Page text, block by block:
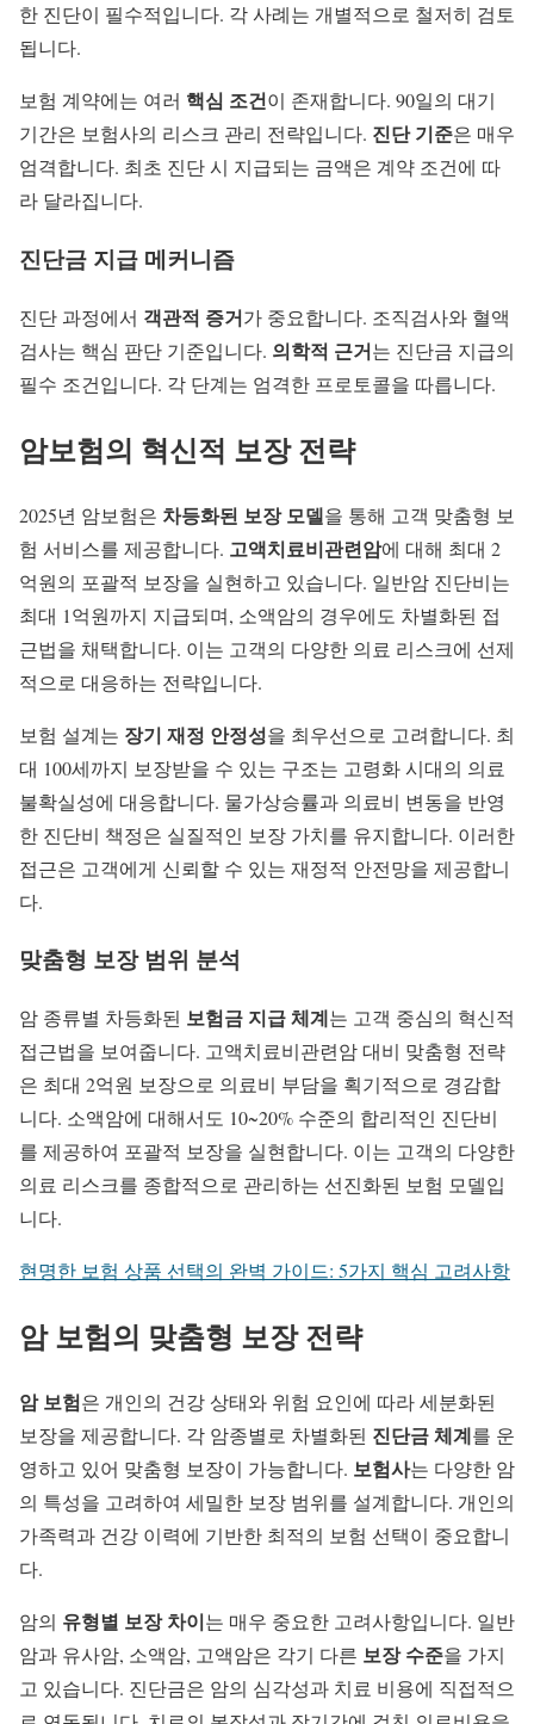
한 진단이 필수적입니다. 각 사례는 개별적으로 철저히 검토
됩니다.
보험 계약에는 여러 핵심 조건이 존재합니다. 90일의 대기
기간은 보험사의 리스크 관리 전략입니다. 진단 기준은 매우
엄격합니다. 최초 진단 시 지급되는 금액은 계약 조건에 따
라 달라집니다.
진단금 지급 메커니즘
진단 과정에서 객관적 증거가 중요합니다. 조직검사와 혈액
검사는 핵심 판단 기준입니다. 의학적 근거는 진단금 지급의
필수 조건입니다. 각 단계는 엄격한 프로토콜을 따릅니다.
암보험의 혁신적 보장 전략
2025년 암보험은 차등화된 보장 모델을 통해 고객 맞춤형 보
험 서비스를 제공합니다. 고액치료비관련암에 대해 최대 2
억원의 포괄적 보장을 실현하고 있습니다. 일반암 진단비는
최대 1억원까지 지급되며, 소액암의 경우에도 차별화된 접
근법을 채택합니다. 이는 고객의 다양한 의료 리스크에 선제
적으로 대응하는 전략입니다.
보험 설계는 장기 재정 안정성을 최우선으로 고려합니다. 최
대 100세까지 보장받을 수 있는 구조는 고령화 시대의 의료
불확실성에 대응합니다. 물가상승률과 의료비 변동을 반영
한 진단비 책정은 실질적인 보장 가치를 유지합니다. 이러한
접근은 고객에게 신뢰할 수 있는 재정적 안전망을 제공합니
다.
맞춤형 보장 범위 분석
암 종류별 차등화된 보험금 지급 체계는 고객 중심의 혁신적
접근법을 보여줍니다. 고액치료비관련암 대비 맞춤형 전략
은 최대 2억원 보장으로 의료비 부담을 획기적으로 경감합
니다. 소액암에 대해서도 10~20% 수준의 합리적인 진단비
를 제공하여 포괄적 보장을 실현합니다. 이는 고객의 다양한
의료 리스크를 종합적으로 관리하는 선진화된 보험 모델입
니다.
현명한 보험 상품 선택의 완벽 가이드: 5가지 핵심 고려사항
암 보험의 맞춤형 보장 전략
암 보험은 개인의 건강 상태와 위험 요인에 따라 세분화된
보장을 제공합니다. 각 암종별로 차별화된 진단금 체계를 운
영하고 있어 맞춤형 보장이 가능합니다. 보험사는 다양한 암
의 특성을 고려하여 세밀한 보장 범위를 설계합니다. 개인의
가족력과 건강 이력에 기반한 최적의 보험 선택이 중요합니
다.
암의 유형별 보장 차이는 매우 중요한 고려사항입니다. 일반
암과 유사암, 소액암, 고액암은 각기 다른 보장 수준을 가지
고 있습니다. 진단금은 암의 심각성과 치료 비용에 직접적으